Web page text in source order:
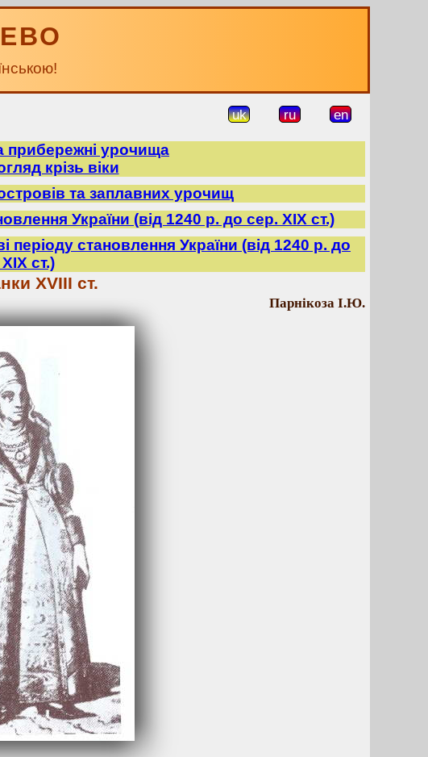
uk ru en
прибережні урочища
крізь віки
та заплавних урочищ
України (від 1240 р. до сер. ХІХ ст.)
періоду становлення України (від 1240 р. до
ст.)
XVIIІ ст.
Парнікоза І.Ю.